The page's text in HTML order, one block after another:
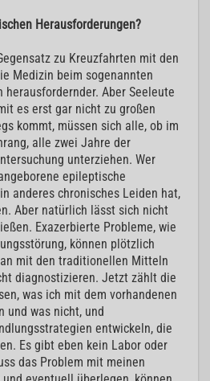
Herausforderungen?
zu Kreuzfahrten mit den
Medizin beim sogenannten
herausfordernder. Aber Seeleute
es erst gar nicht zu großen
kommt, müssen sich alle, ob im
alle zwei Jahre der
unterziehen. Wer
epileptische
anderes chronisches Leiden hat,
Aber natürlich lässt sich nicht
Exazerbierte Probleme, wie
können plötzlich
mit den traditionellen Mitteln
diagnostizieren. Jetzt zählt die
was ich mit dem vorhandenen
und was nicht, und
entwickeln, die
Es gibt eben kein Labor oder
das Problem mit meinen